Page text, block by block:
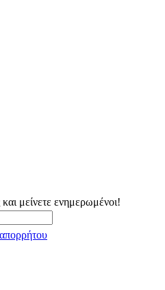
μείνετε ενημερωμένοι!